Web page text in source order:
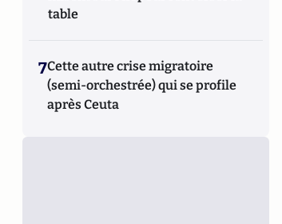
table
7Cette autre crise migratoire
(semi-orchestrée) qui se profile
après Ceuta